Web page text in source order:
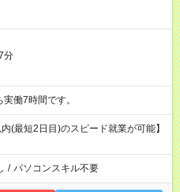
分
うち実働7時間です。
(最短2日目)のスピード就業が可能】
/ パソコンスキル不要